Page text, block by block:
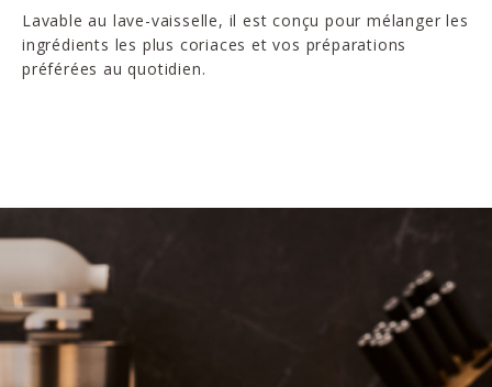
Lavable au lave-vaisselle, il est conçu pour mélanger les
ingrédients les plus coriaces et vos préparations
préférées au quotidien.